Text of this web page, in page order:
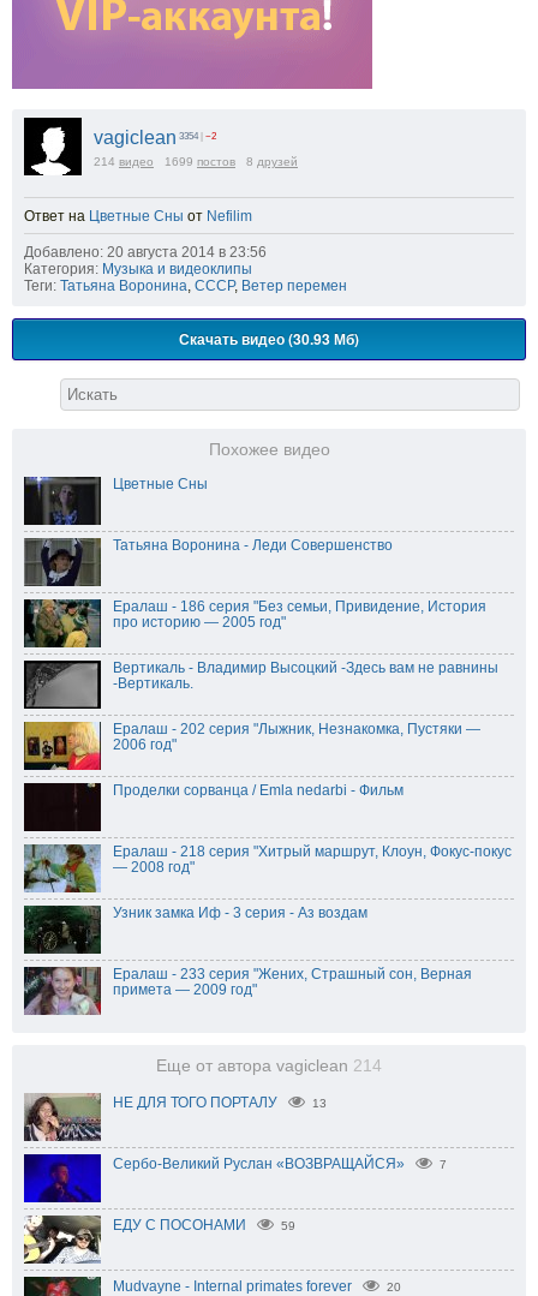
vagiclean 3354 | −2
214 видео 1699 постов 8 друзей
Ответ на Цветные Сны от Nefilim
Добавлено: 20 августа 2014 в 23:56
Категория: Музыка и видеоклипы
Теги: Татьяна Воронина СССР, Ветер перемен
Скачать видео (30.93 Мб)
Похожее видео
Цветные Сны
Татьяна Воронина - Леди Совершенство
Ералаш - 186 серия "Без семьи, Привидение, История
про историю — 2005 год"
Вертикаль - Владимир Высоцкий -Здесь вам не равнины
-Вертикаль.
Ералаш - 202 серия "Лыжник, Незнакомка, Пустяки —
2006 год"
Проделки сорванца / Emla nedarbi - Фильм
Ералаш - 218 серия "Хитрый маршрут, Клоун, Фокус-покус
— 2008 год"
Узник замка Иф - 3 серия - Аз воздам
Ералаш - 233 серия "Жених, Страшный сон, Верная
примета — 2009 год"
Еще от автора vagiclean 214
НЕ ДЛЯ ТОГО ПОРТАЛУ 13
Сербо-Великий Руслан «ВОЗВРАЩАЙСЯ» 7
ЕДУ С ПОСОНАМИ 59
Mudvayne - Internal primates forever 20